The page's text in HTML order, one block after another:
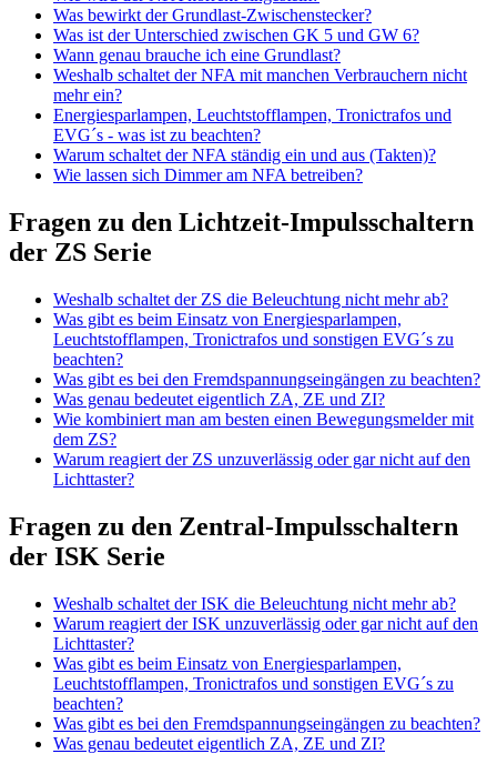
Was bewirkt der Grundlast-Zwischenstecker?
Was ist der Unterschied zwischen GK 5 und GW 6?
Wann genau brauche ich eine Grundlast?
Weshalb schaltet der NFA mit manchen Verbrauchern nicht
mehr ein?
Energiesparlampen, Leuchtstofflampen, Tronictrafos und
EVG´s - was ist zu beachten?
Warum schaltet der NFA ständig ein und aus (Takten)?
Wie lassen sich Dimmer am NFA betreiben?
Fragen zu den Lichtzeit-Impulsschaltern
der ZS Serie
Weshalb schaltet der ZS die Beleuchtung nicht mehr ab?
Was gibt es beim Einsatz von Energiesparlampen,
Leuchtstofflampen, Tronictrafos und sonstigen EVG´s zu
beachten?
Was gibt es bei den Fremdspannungseingängen zu beachten?
Was genau bedeutet eigentlich ZA, ZE und ZI?
Wie kombiniert man am besten einen Bewegungsmelder mit
dem ZS?
Warum reagiert der ZS unzuverlässig oder gar nicht auf den
Lichttaster?
Fragen zu den Zentral-Impulsschaltern
der ISK Serie
Weshalb schaltet der ISK die Beleuchtung nicht mehr ab?
Warum reagiert der ISK unzuverlässig oder gar nicht auf den
Lichttaster?
Was gibt es beim Einsatz von Energiesparlampen,
Leuchtstofflampen, Tronictrafos und sonstigen EVG´s zu
beachten?
Was gibt es bei den Fremdspannungseingängen zu beachten?
Was genau bedeutet eigentlich ZA, ZE und ZI?